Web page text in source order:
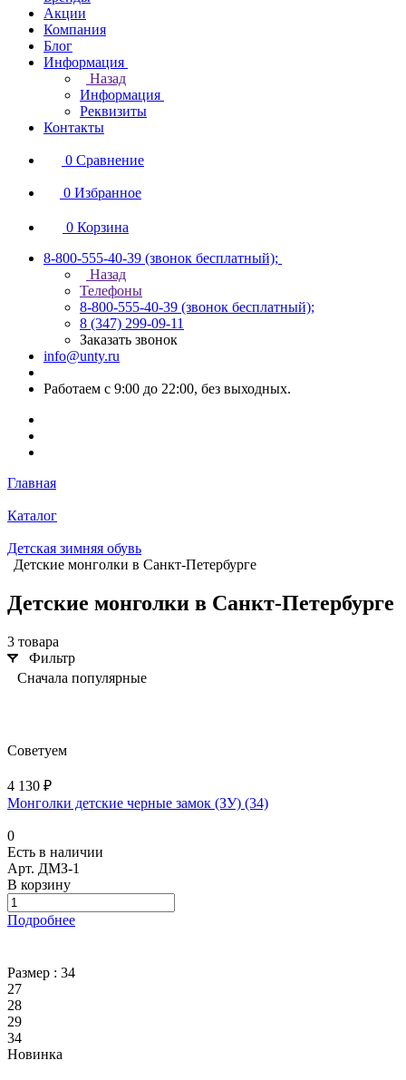
Акции
Компания
Блог
Информация
Назад
Информация
Реквизиты
Контакты
0 Сравнение
0 Избранное
0 Корзина
8-800-555-40-39 (звонок бесплатный);
Назад
Телефоны
8-800-555-40-39 (звонок бесплатный);
8 (347) 299-09-11
Заказать звонок
info@unty.ru
Работаем с 9:00 до 22:00, без выходных.
Главная
Каталог
Детская зимняя обувь
Детские монголки в Санкт-Петербурге
Детские монголки в Санкт-Петербурге
3 товара
Фильтр
Сначала популярные
Советуем
4 130 ₽
Монголки детские черные замок (ЗУ) (34)
0
Есть в наличии
Арт. ДМЗ-1
В корзину
Подробнее
Размер : 34
27
28
29
34
Новинка